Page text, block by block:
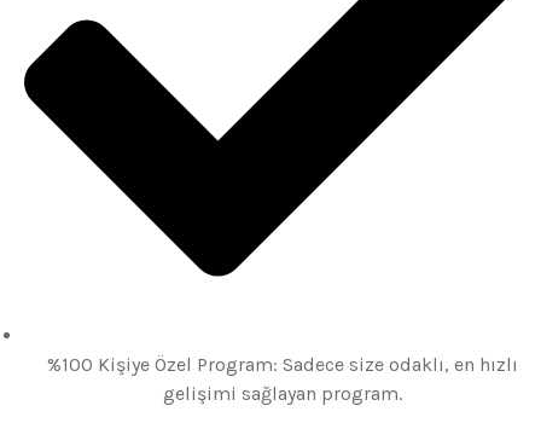
%100 Kişiye Özel Program: Sadece size odaklı, en hızlı
gelişimi sağlayan program.